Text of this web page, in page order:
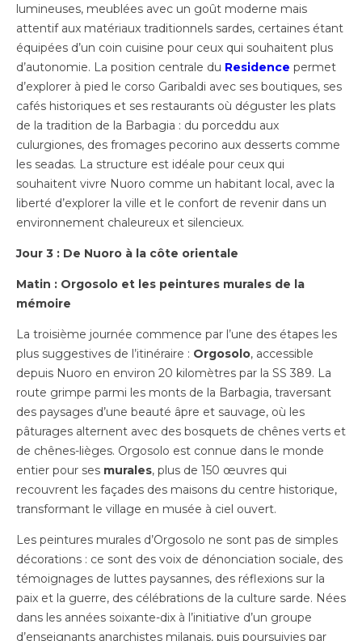
lumineuses, meublées avec un goût moderne mais
attentif aux matériaux traditionnels sardes, certaines étant
équipées d’un coin cuisine pour ceux qui souhaitent plus
d’autonomie. La position centrale du Residence permet
d’explorer à pied le corso Garibaldi avec ses boutiques, ses
cafés historiques et ses restaurants où déguster les plats
de la tradition de la Barbagia : du porceddu aux
culurgiones, des fromages pecorino aux desserts comme
les seadas. La structure est idéale pour ceux qui
souhaitent vivre Nuoro comme un habitant local, avec la
liberté d’explorer la ville et le confort de revenir dans un
environnement chaleureux et silencieux.
Jour 3 : De Nuoro à la côte orientale
Matin : Orgosolo et les peintures murales de la
mémoire
La troisième journée commence par l’une des étapes les
plus suggestives de l’itinéraire : Orgosolo, accessible
depuis Nuoro en environ 20 kilomètres par la SS 389. La
route grimpe parmi les monts de la Barbagia, traversant
des paysages d’une beauté âpre et sauvage, où les
pâturages alternent avec des bosquets de chênes verts et
de chênes-lièges. Orgosolo est connue dans le monde
entier pour ses murales, plus de 150 œuvres qui
recouvrent les façades des maisons du centre historique,
transformant le village en musée à ciel ouvert.
Les peintures murales d’Orgosolo ne sont pas de simples
décorations : ce sont des voix de dénonciation sociale, des
témoignages de luttes paysannes, des réflexions sur la
paix et la guerre, des célébrations de la culture sarde. Nées
dans les années soixante-dix à l’initiative d’un groupe
d’enseignants anarchistes milanais, puis poursuivies par